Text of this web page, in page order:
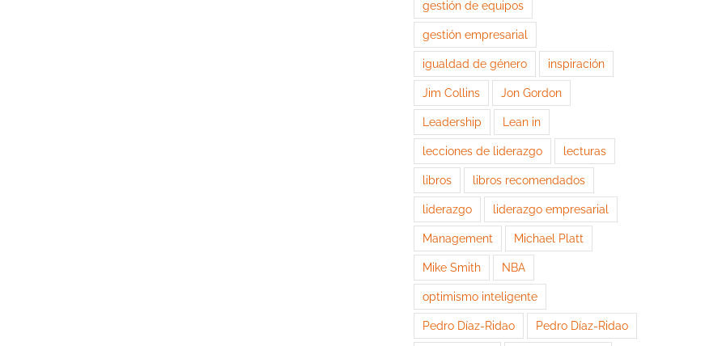
gestión de equipos
gestión empresarial
igualdad de género inspiración
Jim Collins Jon Gordon
Leadership Lean in
lecciones de liderazgo lecturas
libros libros recomendados
liderazgo liderazgo empresarial
Management Michael Platt
Mike Smith NBA
optimismo inteligente
Pedro Díaz-Ridao Pedro Díaz-Ridao